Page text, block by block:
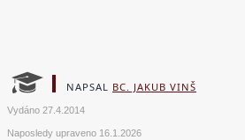
NAPSAL BC. JAKUB VINŠ
Vydáno 27.4.2014
Naposledy upraveno 16.1.2026